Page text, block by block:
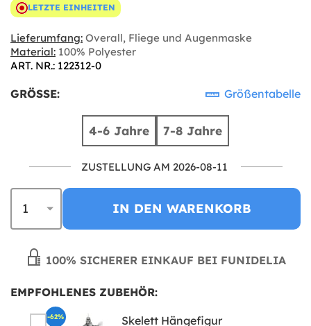
LETZTE EINHEITEN
Lieferumfang: Overall, Fliege und Augenmaske
Material: 100% Polyester
ART. NR.: 122312-0
GRÖSSE: Größentabelle
4-6 Jahre 7-8 Jahre
ZUSTELLUNG AM 2026-08-11
IN DEN WARENKORB
100% SICHERER EINKAUF BEI FUNIDELIA
EMPFOHLENES ZUBEHÖR:
Skelett Hängefigur
-62%